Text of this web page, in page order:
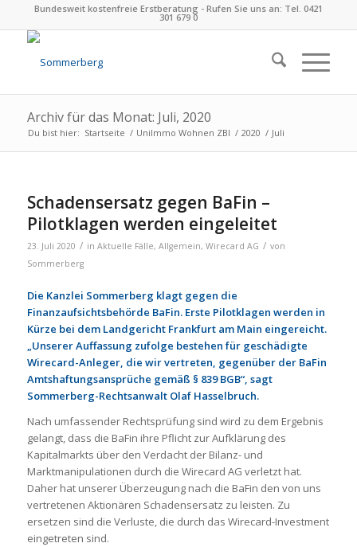
Bundesweit kostenfreie Erstberatung - Rufen Sie uns an: Tel. 0421
301 679 0
Archiv für das Monat: Juli, 2020
Du bist hier: Startseite / UniImmo Wohnen ZBI / 2020 / Juli
Schadensersatz gegen BaFin –
Pilotklagen werden eingeleitet
23. Juli 2020 / in Aktuelle Fälle, Allgemein, Wirecard AG / von
Sommerberg
Die Kanzlei Sommerberg klagt gegen die
Finanzaufsichtsbehörde BaFin. Erste Pilotklagen werden in
Kürze bei dem Landgericht Frankfurt am Main eingereicht.
„Unserer Auffassung zufolge bestehen für geschädigte
Wirecard-Anleger, die wir vertreten, gegenüber der BaFin
Amtshaftungsansprüche gemäß § 839 BGB“, sagt
Sommerberg-Rechtsanwalt Olaf Hasselbruch.
Nach umfassender Rechtsprüfung sind wird zu dem Ergebnis
gelangt, dass die BaFin ihre Pflicht zur Aufklärung des
Kapitalmarkts über den Verdacht der Bilanz- und
Marktmanipulationen durch die Wirecard AG verletzt hat.
Daher hat unserer Überzeugung nach die BaFin den von uns
vertretenen Aktionären Schadensersatz zu leisten. Zu
ersetzen sind die Verluste, die durch das Wirecard-Investment
eingetreten sind.